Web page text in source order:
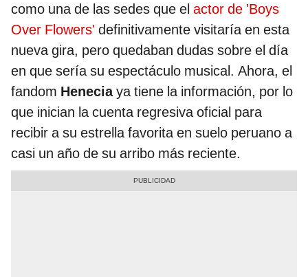
como una de las sedes que el actor de 'Boys
Over Flowers' definitivamente visitaría en esta
nueva gira, pero quedaban dudas sobre el día
en que sería su espectáculo musical. Ahora, el
fandom Heneciaya tiene la información, por lo
que inician la cuenta regresiva oficial para
recibir a su estrella favorita en suelo peruano a
casi un año de su arribo más reciente.